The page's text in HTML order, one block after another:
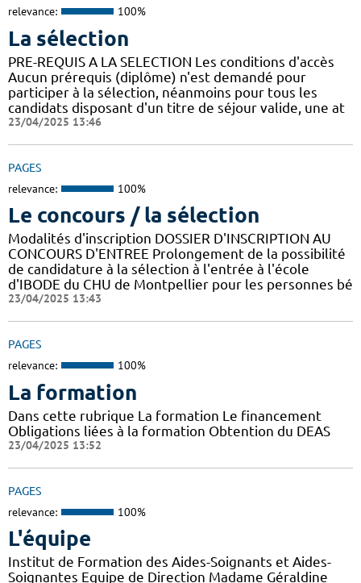
relevance: 100%
La sélection
PRE-REQUIS A LA SELECTION Les conditions d'accès
Aucun prérequis (diplôme) n'est demandé pour
participer à la sélection, néanmoins pour tous les
candidats disposant d'un titre de séjour valide, une at
23/04/2025 13:46
PAGES
relevance: 100%
Le concours / la sélection
Modalités d'inscription DOSSIER D'INSCRIPTION AU
CONCOURS D'ENTREE Prolongement de la possibilité
de candidature à la sélection à l'entrée à l'école
d'IBODE du CHU de Montpellier pour les personnes bé
23/04/2025 13:43
PAGES
relevance: 100%
La formation
Dans cette rubrique La formation Le financement
Obligations liées à la formation Obtention du DEAS
23/04/2025 13:52
PAGES
relevance: 100%
L'équipe
Institut de Formation des Aides-Soignants et Aides-
Soignantes Equipe de Direction Madame Géraldine